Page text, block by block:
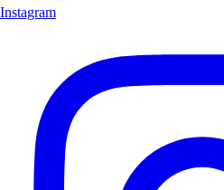
Instagram